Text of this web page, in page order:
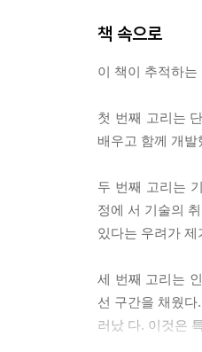
책 속으로
이 책이 추적하
첫 번째 고리는
배우고 함께 개
두 번째 고리는
정에 서 기술의
있다는 우려가 제
세 번째 고리는
선 구간을 채웠
러났 다. 이것은